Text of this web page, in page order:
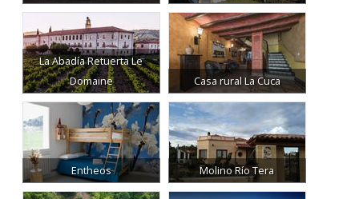
La Abadía Retuerta Le
Domaine
Casa rural La Cuca
Entheos Molino Río Tera